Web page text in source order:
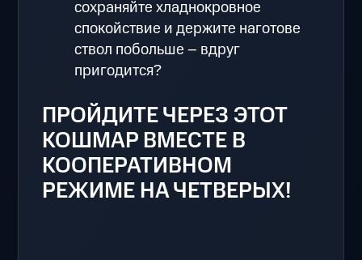
сохраняйте хладнокровное
спокойствие и держите наготове
ствол побольше – вдруг
пригодится?
ПРОЙДИТЕ ЧЕРЕЗ ЭТОТ
КОШМАР ВМЕСТЕ В
КООПЕРАТИВНОМ
РЕЖИМЕ НА ЧЕТВЕРЫХ!